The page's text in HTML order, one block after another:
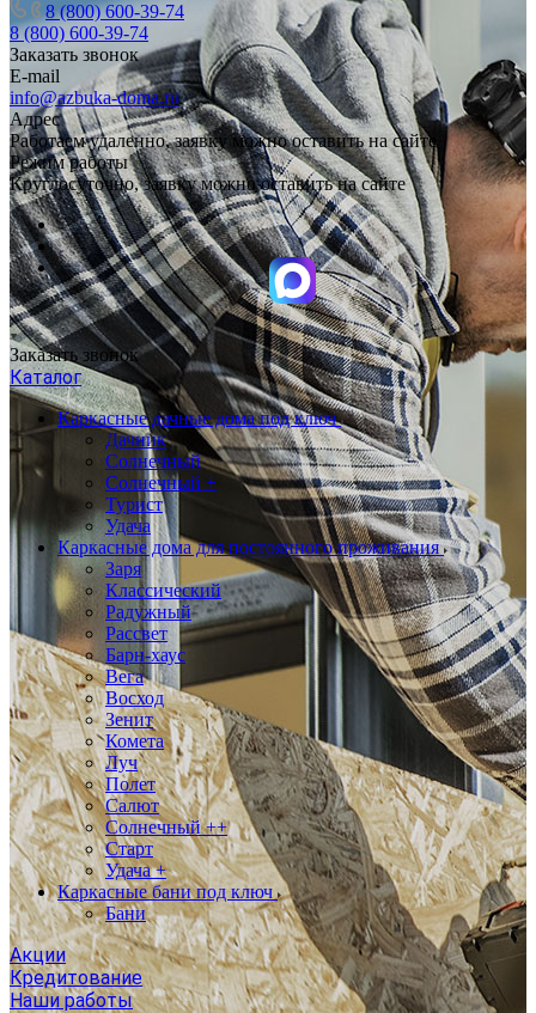
8 (800) 600-39-74
8 (800) 600-39-74
Заказать звонок
E-mail
info@azbuka-doma.ru
Адрес
Работаем удаленно, заявку можно оставить на сайте
Режим работы
Круглосуточно, заявку можно оставить на сайте
Заказать звонок
Каталог
Каркасные дачные дома под ключ
Дачник
Солнечный
Солнечный +
Турист
Удача
Каркасные дома для постоянного проживания
Заря
Классический
Радужный
Рассвет
Барн-хаус
Вега
Восход
Зенит
Комета
Луч
Полет
Салют
Солнечный ++
Старт
Удача +
Каркасные бани под ключ
Бани
Акции
Кредитование
Наши работы